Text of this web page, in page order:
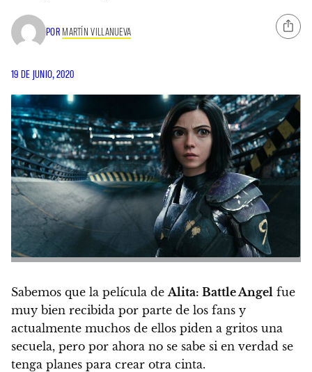
POR MARTÍN VILLANUEVA
19 DE JUNIO, 2020
Sabemos que la película de Alita: Battle Angel fue
muy bien recibida por parte de los fans y
actualmente muchos de ellos piden a gritos una
secuela, pero por ahora no se sabe si en verdad se
tenga planes para crear otra cinta.